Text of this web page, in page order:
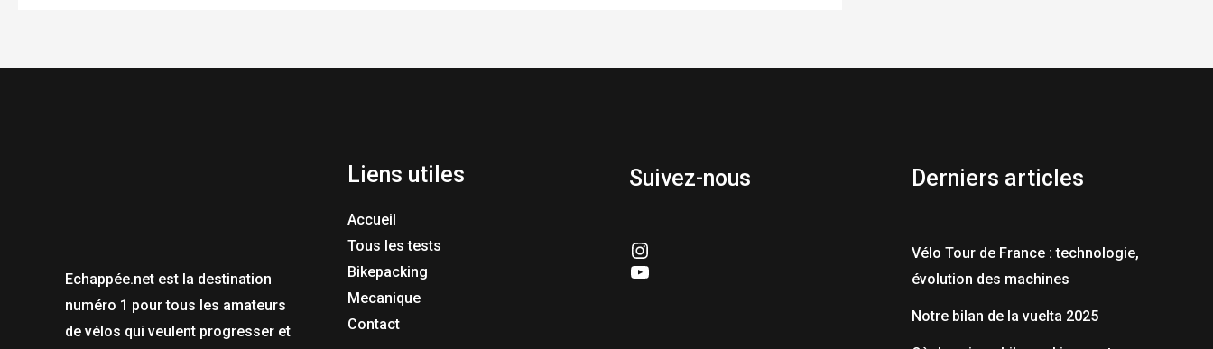
Echappée.net est la destination
numéro 1 pour tous les amateurs
de vélos qui veulent progresser et
Liens utiles
Accueil
Tous les tests
Bikepacking
Mecanique
Contact
Suivez-nous
echappee_
Echappee_net
Derniers articles
Vélo Tour de France : technologie,
évolution des machines
Notre bilan de la vuelta 2025